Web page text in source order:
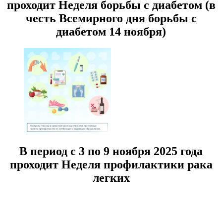
проходит Неделя борьбы с диабетом (в
честь Всемирного дня борьбы с
диабетом 14 ноября)
В период с 3 по 9 ноября 2025 года
проходит Неделя профилактики рака
легких